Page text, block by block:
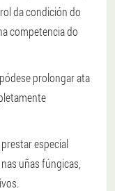
da condición do
competencia do
prolongar ata
especial
uñas fúngicas,